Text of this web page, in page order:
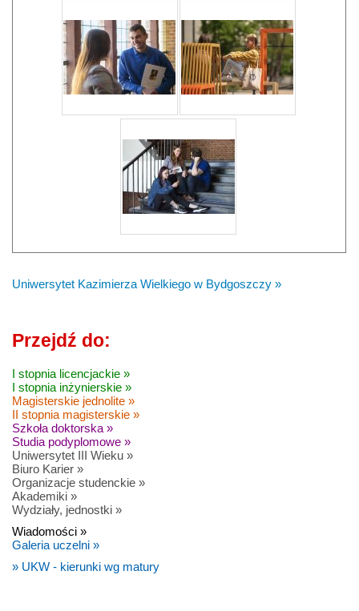
Uniwersytet Kazimierza Wielkiego w Bydgoszczy »
Przejdź do:
I stopnia licencjackie »
I stopnia inżynierskie »
Magisterskie jednolite »
II stopnia magisterskie »
Szkoła doktorska »
Studia podyplomowe »
Uniwersytet III Wieku »
Biuro Karier »
Organizacje studenckie »
Akademiki »
Wydziały, jednostki »
Wiadomości »
Galeria uczelni »
» UKW - kierunki wg matury